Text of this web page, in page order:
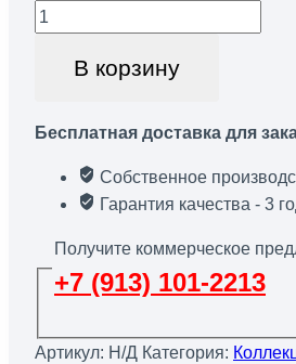
Количество
товара
Дверь
прямой]
В корзину
Бесплатная доставка для
Собственное
Гарантия качества - 3
Получите коммерческое
+7 (913) 101-2213
Артикул: Н/Д Категория: